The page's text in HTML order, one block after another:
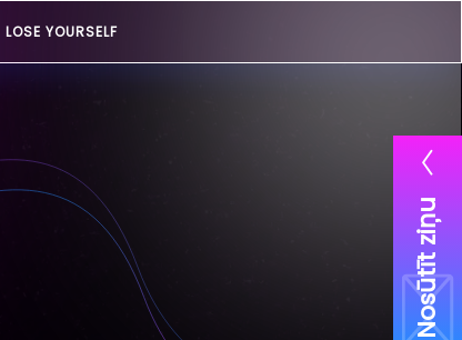
LOSE YOURSELF
Nosūtīt ziņu